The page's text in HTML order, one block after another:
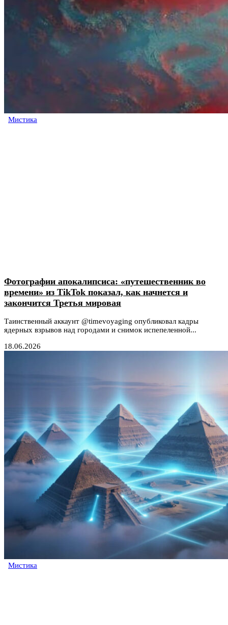
Мистика
Фотографии апокалипсиса: «путешественник во
времени» из TikTok показал, как начнется и
закончится Третья мировая
Таинственный аккаунт @timevoyaging опубликовал кадры
ядерных взрывов над городами и снимок испепеленной...
18.06.2026
Мистика